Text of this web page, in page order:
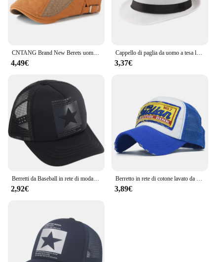
CNTANG Brand New Berets uomo moda Vintage cappello visiera Flat Skull Cap Beret Newsboy Caps per uomo in cotone regolabile di alta qualità
4,49€
Cappello di paglia da uomo a tesa larga alla moda donna estate tinta unita fedora Jazz berretto da sole cappelli da Cowboy Panama Casual all'aperto
3,37€
Berretti da Baseball in rete di moda per uomo donna cappelli estivi traspiranti con stelle Snapback Sport all'aria aperta cappello da camionista da sole Dropshipping
2,92€
Berretto in rete di cotone lavato da pesca di marca per uomo donna berretti Snapback Gorras berretti da Baseball Casquette Dad Hat outdoor Cap
3,89€